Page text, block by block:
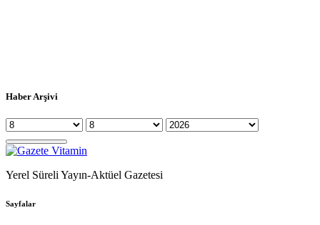
Haber Arşivi
Yerel Süreli Yayın-Aktüel Gazetesi
Sayfalar